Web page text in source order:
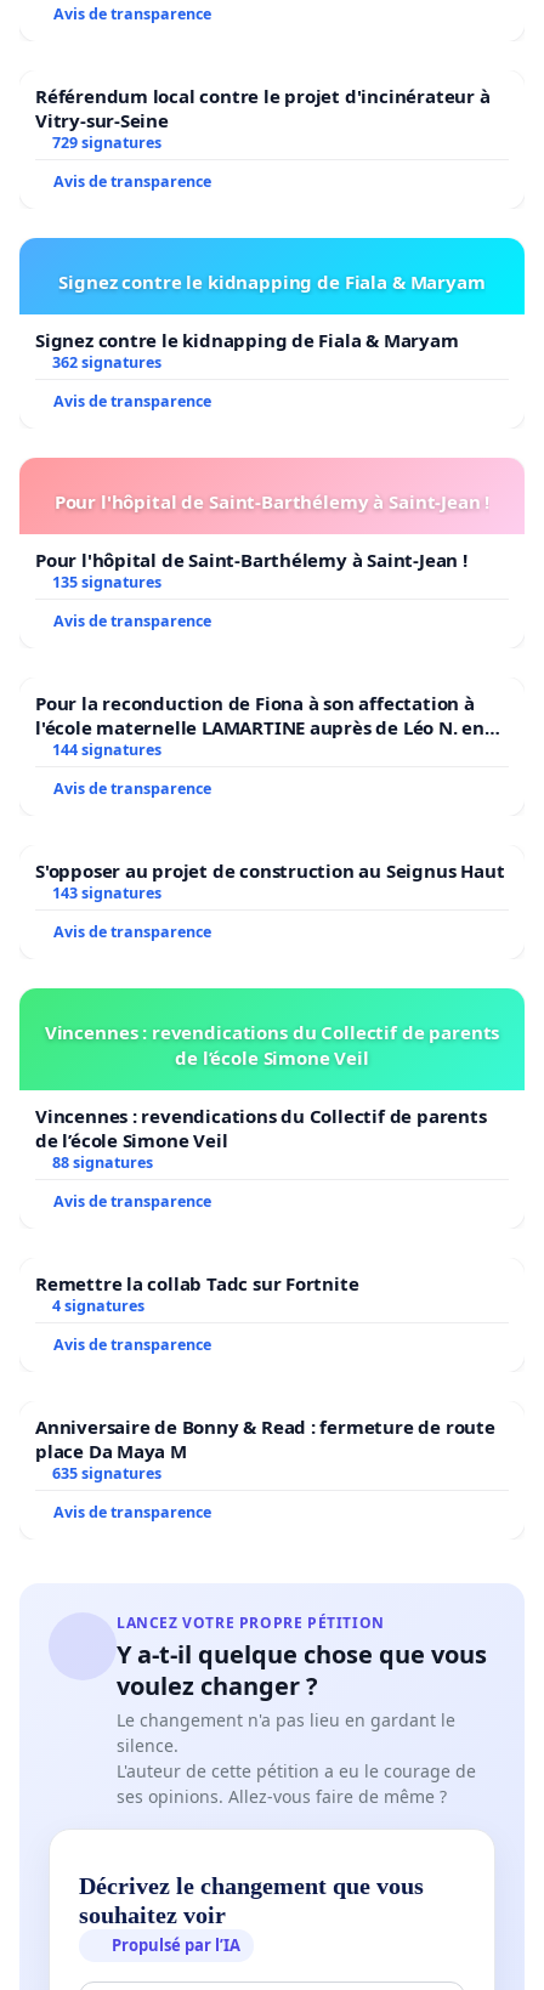
Avis de transparence
Référendum local contre le projet d'incinérateur à
Vitry-sur-Seine
729 signatures
Avis de transparence
Signez contre le kidnapping de Fiala & Maryam
Signez contre le kidnapping de Fiala & Maryam
362 signatures
Avis de transparence
Pour l'hôpital de Saint-Barthélemy à Saint-Jean !
Pour l'hôpital de Saint-Barthélemy à Saint-Jean !
135 signatures
Avis de transparence
Pour la reconduction de Fiona à son affectation à
l'école maternelle LAMARTINE auprès de Léo N. en
2026/2027
144 signatures
Avis de transparence
S'opposer au projet de construction au Seignus Haut
143 signatures
Avis de transparence
Vincennes : revendications du Collectif de parents
de l’école Simone Veil
Vincennes : revendications du Collectif de parents
de l’école Simone Veil
88 signatures
Avis de transparence
Remettre la collab Tadc sur Fortnite
4 signatures
Avis de transparence
Anniversaire de Bonny & Read : fermeture de route
place Da Maya M
635 signatures
Avis de transparence
LANCEZ VOTRE PROPRE PÉTITION
Y a-t-il quelque chose que vous
voulez changer ?
Le changement n'a pas lieu en gardant le
silence.
L'auteur de cette pétition a eu le courage de
ses opinions. Allez-vous faire de même ?
Décrivez le changement que vous
souhaitez voir
Propulsé par l’IA